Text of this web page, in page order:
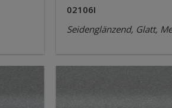
02106I
Seidenglänzend, Glatt,